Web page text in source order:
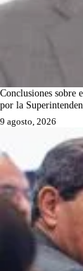
Conclusiones sobre
por la
9 agosto, 2026